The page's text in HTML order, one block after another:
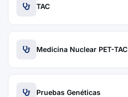
TAC
Medicina Nuclear PET-TAC
Pruebas Genéticas